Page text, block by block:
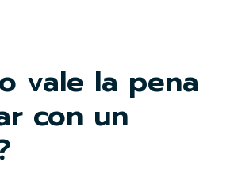
vale la pena
con un